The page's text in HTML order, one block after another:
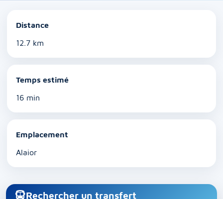
Distance
12.7 km
Temps estimé
16 min
Emplacement
Alaior
Rechercher un transfert